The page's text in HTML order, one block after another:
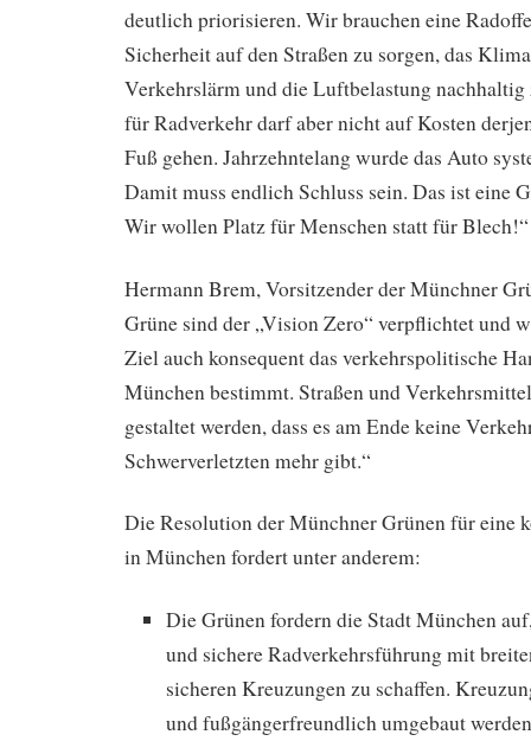
deutlich priorisieren. Wir brauchen eine
Sicherheit auf den Straßen zu sorgen, das
Verkehrslärm und die Luftbelastung nachhaltig
für Radverkehr darf aber nicht auf Kosten
Fuß gehen. Jahrzehntelang wurde das Auto
Damit muss endlich Schluss sein. Das ist eine
Wir wollen Platz für Menschen statt für Blech!“
Hermann Brem, Vorsitzender der Münchner
Grüne sind der „Vision Zero“ verpflichtet und
Ziel auch konsequent das verkehrspolitische
München bestimmt. Straßen und
gestaltet werden, dass es am Ende keine
Schwerverletzten mehr gibt.“
Die Resolution der Münchner Grünen für eine
in München fordert unter anderem:
Die Grünen fordern die Stadt München
und sichere Radverkehrsführung mit
sicheren Kreuzungen zu schaffen.
und fußgängerfreundlich umgebaut